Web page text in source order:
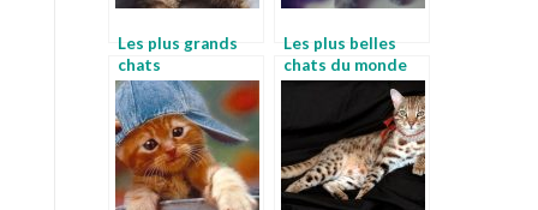
Les plus grands
chats
Les plus belles
chats du monde